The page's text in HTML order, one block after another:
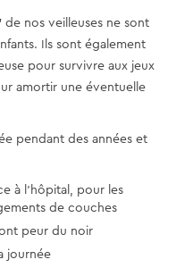
de nos veilleuses ne sont
Ils sont également
pour survivre aux jeux
amortir une éventuelle
pendant des années et
à l'hôpital, pour les
de couches
peur du noir
journée